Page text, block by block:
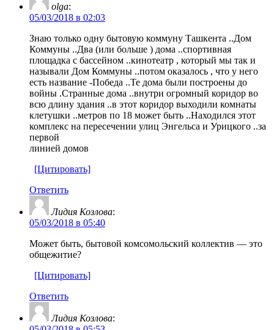
olga:
05/03/2018 в 02:03
Знаю только одну бытовую коммуну Ташкента ..Дом
Коммуны ..Два (или больше ) дома ..спортивная
площадка с бассейном ..кинотеатр , который мы так и
называли Дом Коммуны ..потом оказалось , что у него
есть название -Победа ..Те дома были построены до
войны .Странные дома ..внутри огромный коридор во
всю длину здания ..в этот коридор выходили комнаты
клетушки ..метров по 18 может быть ..Находился этот
комплекс на пересечении улиц Энгельса и Урицкого ..за
первой
линией домов
[Цитировать]
Ответить
Лидия Козлова:
05/03/2018 в 05:40
Может быть, бытовой комсомольский коллектив — это
общежитие?
[Цитировать]
Ответить
Лидия Козлова: